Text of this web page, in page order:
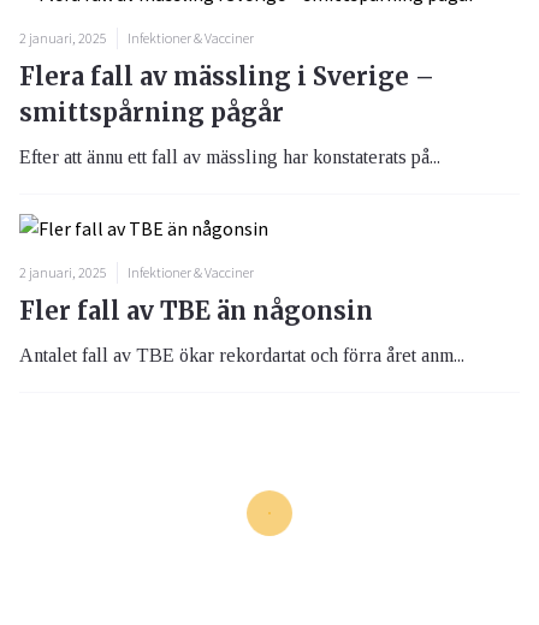
2 januari, 2025 Infektioner & Vacciner
Flera fall av mässling i Sverige –
smittspårning pågår
Efter att ännu ett fall av mässling har konstaterats på...
2 januari, 2025 Infektioner & Vacciner
Fler fall av TBE än någonsin
Antalet fall av TBE ökar rekordartat och förra året anm...